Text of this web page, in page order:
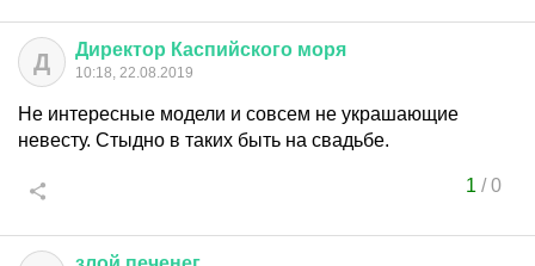
Д Директор Каспийского моря
10:18, 22.08.2019
Не интересные модели и совсем не украшающие
невесту. Стыдно в таких быть на свадьбе.
1 /0